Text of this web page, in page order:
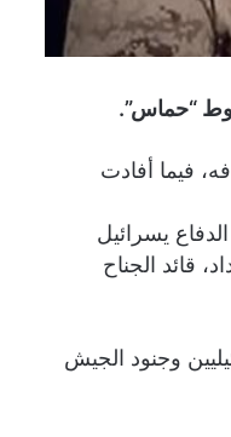
“حماس”.
فيما أفادت
يسرائيل
7 أكتوبر، عز الدين الحداد، قائد الجناح
وجنود الجيش